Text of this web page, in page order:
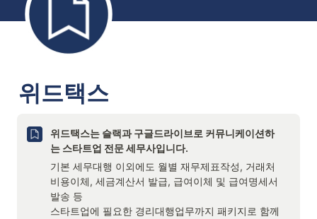
위드택스
위드택스는 슬랙과 구글드라이브로 커뮤니케이션하
는 스타트업 전문 세무사입니다.
기본 세무대행 이외에도 월별 재무제표작성, 거래처
비용이체, 세금계산서 발급, 급여이체 및 급여명세서
발송 등
스타트업에 필요한 경리대행업무까지 패키지로 함께